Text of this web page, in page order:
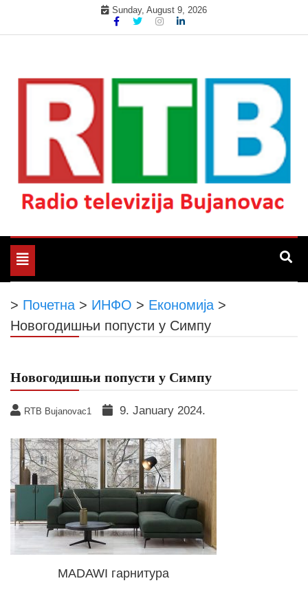
Sunday, August 9, 2026
РТБ Бујановац
Toggle
navigation
> Почетна > ИНФО > Економија >
Новогодишњи попусти у Симпу
Новогодишњи попусти у Симпу
RTB Bujanovac1 9. January 2024.
MADAWI гарнитура